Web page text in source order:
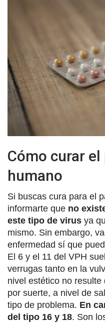
Cómo curar
humano
Si buscas cura para el
informarte que no
este tipo de virus ya
mismo. Sin embargo,
enfermedad sí que
El 6 y el 11 del VPH
verrugas tanto en la
nivel estético no
por suerte, a nivel de
tipo de problema. En
del tipo 16 y 18. Son